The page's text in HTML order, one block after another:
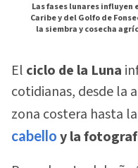
Las fases lunares influyen
Caribe y del Golfo de
la siembra y cosecha
El ciclo de la Luna
cotidianas, desde la
zona costera hasta la
cabello y la